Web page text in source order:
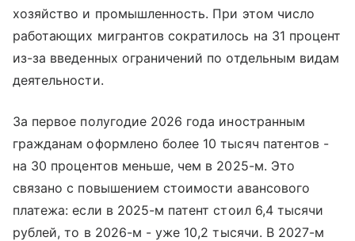
хозяйство и промышленность. При этом число
работающих мигрантов сократилось на 31 процент
из-за введенных ограничений по отдельным видам
деятельности.
За первое полугодие 2026 года иностранным
гражданам оформлено более 10 тысяч патентов -
на 30 процентов меньше, чем в 2025-м. Это
связано с повышением стоимости авансового
платежа: если в 2025-м патент стоил 6,4 тысячи
рублей, то в 2026-м - уже 10,2 тысячи. В 2027-м